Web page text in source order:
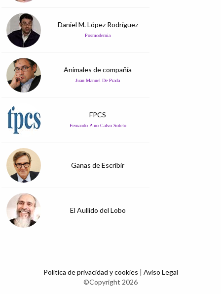
Daniel M. López Rodríguez
Posmodernia
Animales de compañía
Juan Manuel De Prada
FPCS
Fernando Pino Calvo Sotelo
Ganas de Escribir
El Aullido del Lobo
Política de privacidad y cookies | Aviso Legal
©Copyright 2026